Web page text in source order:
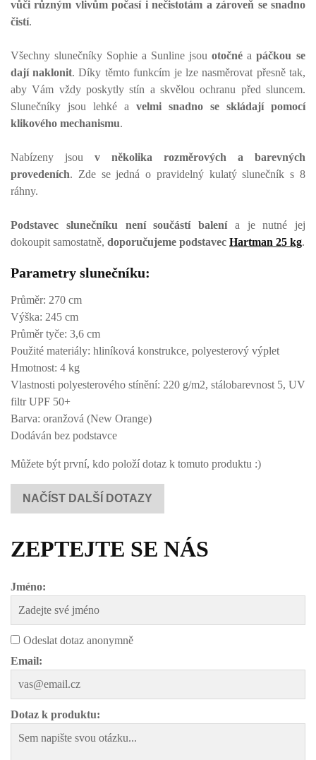
vůči různým vlivům počasí i nečistotám a zároveň se snadno
čistí.
Všechny slunečníky Sophie a Sunline jsou otočné a páčkou se
dají naklonit. Díky těmto funkcím je lze nasměrovat přesně tak,
aby Vám vždy poskytly stín a skvělou ochranu před sluncem.
Slunečníky jsou lehké a velmi snadno se skládají pomocí
klikového mechanismu.
Nabízeny jsou v několika rozměrových a barevných
provedeních. Zde se jedná o pravidelný kulatý slunečník s 8
ráhny.
Podstavec slunečníku není součástí balenía je nutné jej
dokoupit samostatně, doporučujeme podstavec Hartman 25 kg.
Parametry slunečníku:
Průměr: 270 cm
Výška: 245 cm
Průměr tyče: 3,6 cm
Použité materiály: hliníková konstrukce, polyesterový výplet
Hmotnost: 4 kg
Vlastnosti polyesterového stínění: 220 g/m2, stálobarevnost 5, UV
filtr UPF 50+
Barva: oranžová (New Orange)
Dodáván bez podstavce
Můžete být první, kdo položí dotaz k tomuto produktu :)
NAČÍST DALŠÍ DOTAZY
ZEPTEJTE SE NÁS
Jméno:
Odeslat dotaz anonymně
Email:
Dotaz k produktu: